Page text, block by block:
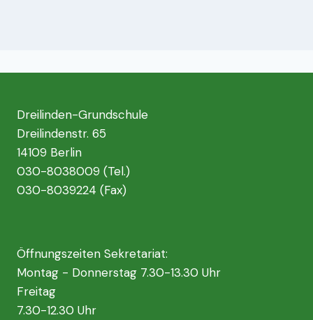
Dreilinden-Grundschule
Dreilindenstr. 65
14109 Berlin
030-8038009 (Tel.)
030-8039224 (Fax)
Öffnungszeiten Sekretariat:
Montag - Donnerstag 7.30-13.30 Uhr
Freitag
7.30-12.30 Uhr